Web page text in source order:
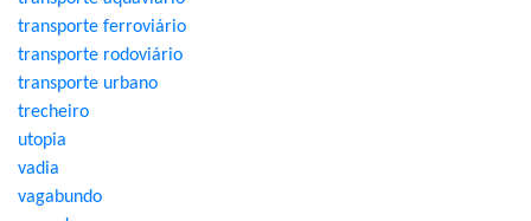
transporte ferroviário
transporte rodoviário
transporte urbano
trecheiro
utopia
vadia
vagabundo